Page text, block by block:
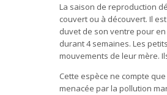
La saison de reproduction
couvert ou à découvert. Il
duvet de son ventre pour
durant 4 semaines. Les
mouvements de leur mère.
Cette espèce ne compte
menacée par la pollution